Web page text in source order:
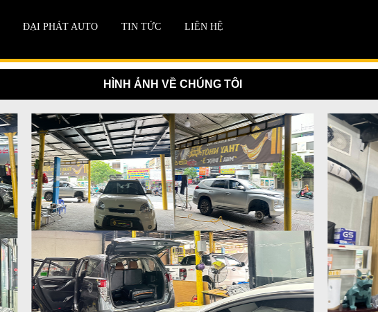
ĐẠI PHÁT AUTO TIN TỨC LIÊN HỆ
HÌNH ẢNH VỀ CHÚNG TÔI